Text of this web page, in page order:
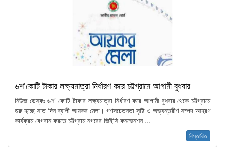
৬শ’কোটি টাকার লক্ষ্যমাত্রা নির্ধারণ করে চট্টগ্রামে আগামী বুধবার
নিউজ ডেস্কঃ ৬শ’ কোটি টাকার লক্ষ্যমাত্রা নির্ধারণ করে আগামী বুধবার থেকে চট্টগ্রামে
শুরু হচ্ছে সাত দিন ব্যাপী আয়কর মেলা। গণসচেতনতা সৃষ্টি ও অভ্যন্তরীণ সম্পদ আহরণ
কার্যক্রম বেগবান করতে চট্টগ্রাম নগরের জিইসি কনভেনশন ...
বিস্তারিত